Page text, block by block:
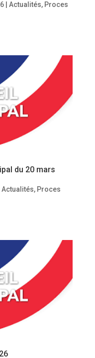
| Actualités, Proces
du 20 mars
Actualités, Proces